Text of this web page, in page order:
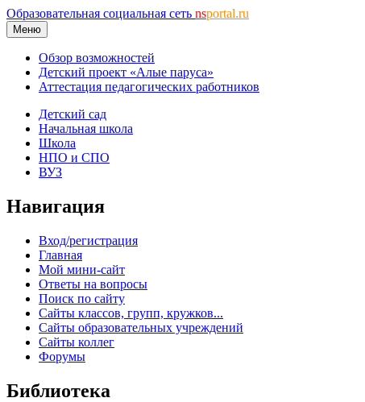
Образовательная социальная сеть nsportal.ru
Меню
Обзор возможностей
Детский проект «Алые паруса»
Аттестация педагогических работников
Детский сад
Начальная школа
Школа
НПО и СПО
ВУЗ
Навигация
Вход/регистрация
Главная
Мой мини-сайт
Ответы на вопросы
Поиск по сайту
Сайты классов, групп, кружков...
Сайты образовательных учреждений
Сайты коллег
Форумы
Библиотека